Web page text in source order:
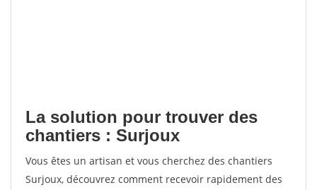
La solution pour trouver des
chantiers : Surjoux
Vous êtes un artisan et vous cherchez des chantiers
Surjoux, découvrez comment recevoir rapidement des